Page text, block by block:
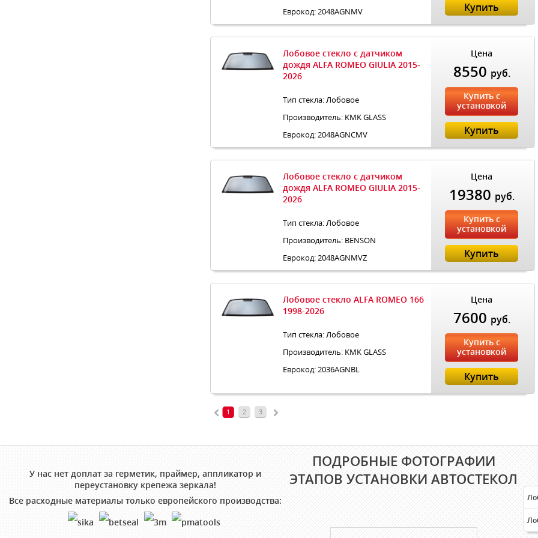
Еврокод: 2048AGNMV
Купить
Лобовое стекло с датчиком
дождя ALFA ROMEO GIULIA 2015-
2026
Тип стекла: Лобовое
Производитель: KMK GLASS
Еврокод: 2048AGNCMV
Цена
8550 руб.
Купить с
установкой
Купить
Лобовое стекло с датчиком
дождя ALFA ROMEO GIULIA 2015-
2026
Тип стекла: Лобовое
Производитель: BENSON
Еврокод: 2048AGNMVZ
Цена
19380 руб.
Купить с
установкой
Купить
Лобовое стекло ALFA ROMEO 166
1998-2026
Тип стекла: Лобовое
Производитель: KMK GLASS
Еврокод: 2036AGNBL
Цена
7600 руб.
Купить с
установкой
Купить
1 2 3
У нас нет доплат за герметик, праймер, аппликатор и
переустановку крепежа зеркала!
Все расходные материалы только европейского производства:
ПОДРОБНЫЕ ФОТОГРАФИИ
ЭТАПОВ УСТАНОВКИ АВТОСТЕКОЛ